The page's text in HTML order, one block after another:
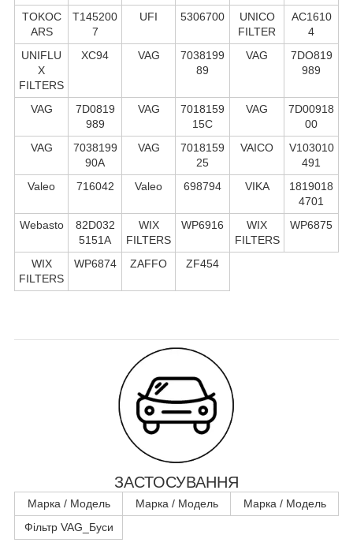
TOKOC
ARS
T145200
7
UFI 5306700
UNICO
FILTER
AC1610
4
UNIFLU
X
FILTERS
XC94 VAG
7038199
89
VAG
7DO819
989
VAG
7D0819
989
VAG
7018159
15C
VAG
7D00918
00
VAG
7038199
90A
VAG
7018159
25
VAICO
V103010
491
Valeo
716042 Valeo 698794 VIKA
1819018
4701
Webasto
82D032
5151A
WIX
FILTERS
WP6916
WIX
FILTERS
WP6875
WIX
FILTERS
WP6874 ZAFFO ZF454
ЗАСТОСУВАННЯ
Марка / Модель Марка / Модель
Марка / Модель
Фільтр VAG_Буси